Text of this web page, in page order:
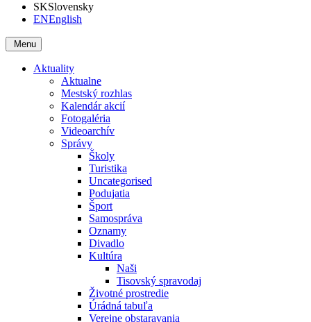
SKSlovensky
ENEnglish
Menu
Aktuality
Aktualne
Mestský rozhlas
Kalendár akcií
Fotogaléria
Videoarchív
Správy
Školy
Turistika
Uncategorised
Podujatia
Šport
Samospráva
Oznamy
Divadlo
Kultúra
Naši
Tisovský spravodaj
Životné prostredie
Úrádná tabuľa
Verejne obstaravania